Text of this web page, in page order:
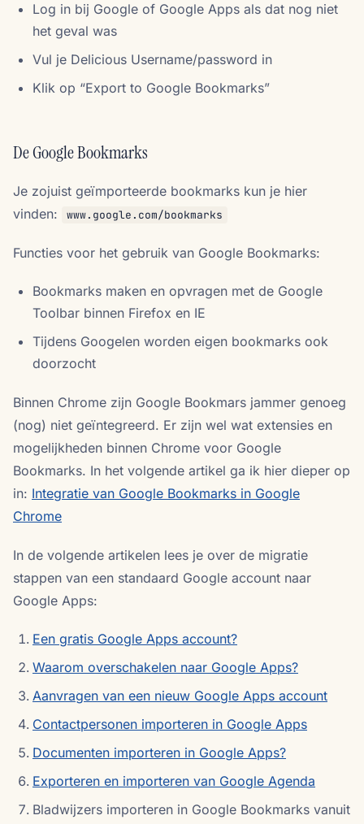
Log in bij Google of Google Apps als dat nog niet
het geval was
Vul je Delicious Username/password in
Klik op “Export to Google Bookmarks”
De Google Bookmarks
Je zojuist geïmporteerde bookmarks kun je hier
vinden:
www.google.com/bookmarks
Functies voor het gebruik van Google Bookmarks:
Bookmarks maken en opvragen met de Google
Toolbar binnen Firefox en IE
Tijdens Googelen worden eigen bookmarks ook
doorzocht
Binnen Chrome zijn Google Bookmars jammer genoeg
(nog) niet geïntegreerd. Er zijn wel wat extensies en
mogelijkheden binnen Chrome voor Google
Bookmarks. In het volgende artikel ga ik hier dieper op
in: Integratie van Google Bookmarks in Google
Chrome
In de volgende artikelen lees je over de migratie
stappen van een standaard Google account naar
Google Apps:
Een gratis Google Apps account?
Waarom overschakelen naar Google Apps?
Aanvragen van een nieuw Google Apps account
Contactpersonen importeren in Google Apps
Documenten importeren in Google Apps?
Exporteren en importeren van Google Agenda
Bladwijzers importeren in Google Bookmarks vanuit